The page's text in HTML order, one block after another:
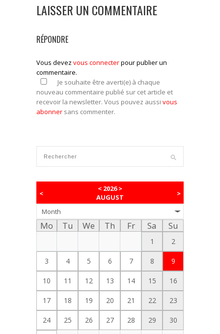
LAISSER UN COMMENTAIRE
RÉPONDRE
Vous devez vous connecterpour publier un
commentaire.
Je souhaite être averti(e) à chaque
nouveau commentaire publié sur cet article et
recevoir la newsletter. Vous pouvez aussi vous
abonner sans commenter.
<
< 2026>
AUGUST
>
Month
Mo Tu We Th Fr Sa Su
1 2
3 4 5 6 7 8 9
10 11 12 13 14 15 16
17 18 19 20 21 22 23
24 25 26 27 28 29 30